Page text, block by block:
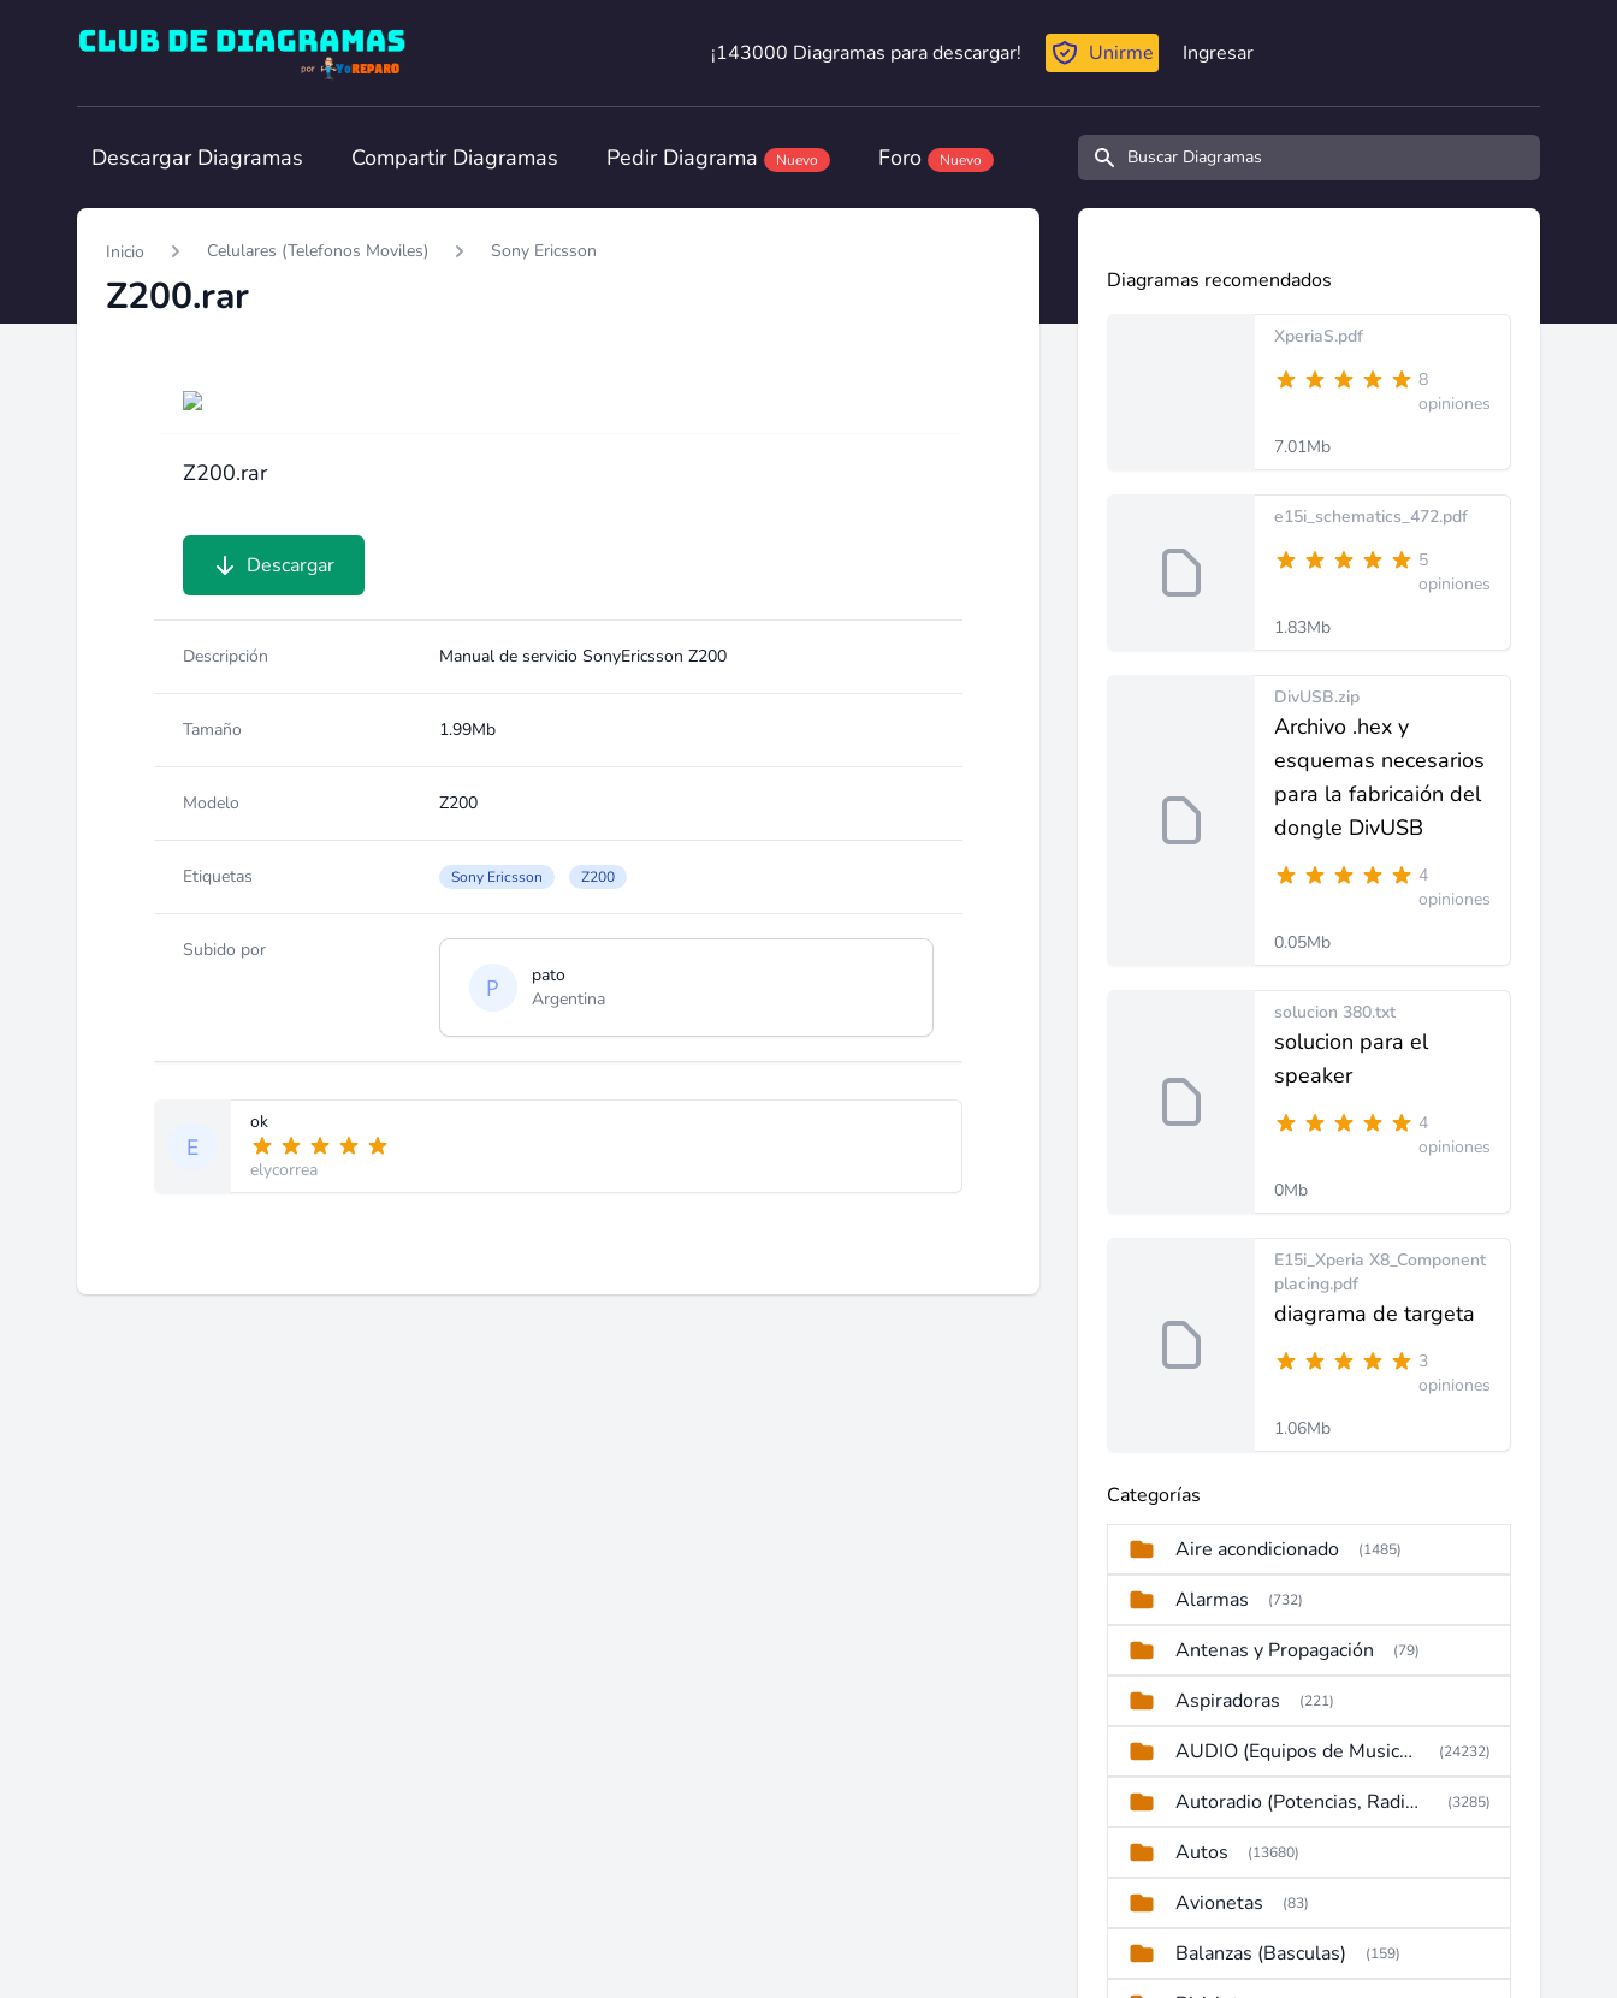
Club de Diagramas
¡143000 Diagramas para descargar!
¡143000 Diagramas para descargar! Unirme Ingresar
Descargar Diagramas Compartir Diagramas Pedir Diagrama Nuevo Foro Nuevo Buscar diagramas y manuales
Inicio Celulares (Telefonos Moviles) Sony Ericsson
Z200.rar
Z200.rar
Descargar
Descripción Manual de servicio SonyEricsson Z200
Tamaño 1.99Mb
Modelo Z200
Etiquetas Sony Ericsson Z200
Subido por
pato
Argentina
ok
elycorrea
Diagramas recomendados
XperiaS.pdf
8
opiniones
7.01Mb
e15i_schematics_472.pdf
5
opiniones
1.83Mb
DivUSB.zip
Archivo .hex y
esquemas necesarios
para la fabricaión del
dongle DivUSB
4
opiniones
0.05Mb
solucion 380.txt
solucion para el
speaker
4
opiniones
0Mb
E15i_Xperia X8_Component
placing.pdf
diagrama de targeta
3
opiniones
1.06Mb
Categorías
Aire acondicionado (1485)
Alarmas (732)
Antenas y Propagación (79)
Aspiradoras (221)
AUDIO (Equipos de Musica, Amplificadores, Reproductores, Etc) (24232)
Autoradio (Potencias, Radios y DVD) (3285)
Autos (13680)
Avionetas (83)
Balanzas (Basculas) (159)